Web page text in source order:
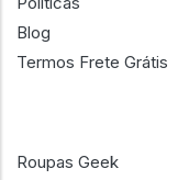
Blog
Termos Frete Grátis
Roupas Geek